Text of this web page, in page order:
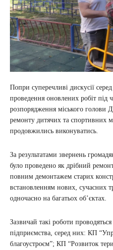
Попри суперечливі дискусії
проведення оновлених робіт під
розпорядження міського голови
ремонту дитячих та спортивних
продовжились виконуватись.
За результатами звернень
було проведено як дрібний
повним демонтажем старих
встановленням нових, сучасних
одночасно на багатьох об’єктах.
Зазвичай такі роботи
підприємства, серед них: КП
благоустроєм”; КП “Розвиток